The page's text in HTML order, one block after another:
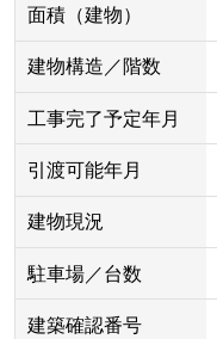
面積（建物）
建物構造／階数
工事完了予定年月
引渡可能年月
建物現況
駐車場／台数
建築確認番号